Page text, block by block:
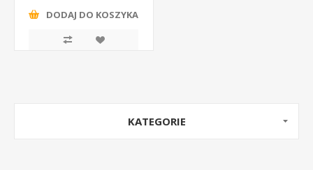
DODAJ DO KOSZYKA
KATEGORIE